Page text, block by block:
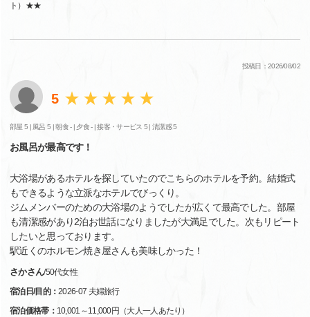
ト）★★
投稿日：2026/08/02
5
部屋 5 | 風呂 5 |朝食 - | 夕食 - |接客・サービス 5 |清潔感 5
お風呂が最高です！
大浴場があるホテルを探していたのでこちらのホテルを予約。結婚式
もできるような立派なホテルでびっくり。
ジムメンバーのための大浴場のようでしたが広くて最高でした。部屋
も清潔感があり2泊お世話になりましたが大満足でした。次もリピート
したいと思っております。
駅近くのホルモン焼き屋さんも美味しかった！
さかさん/50代女性
宿泊日/目的：2026-07 夫婦旅行
宿泊価格帯： 10,001～11,000円（大人一人あたり）